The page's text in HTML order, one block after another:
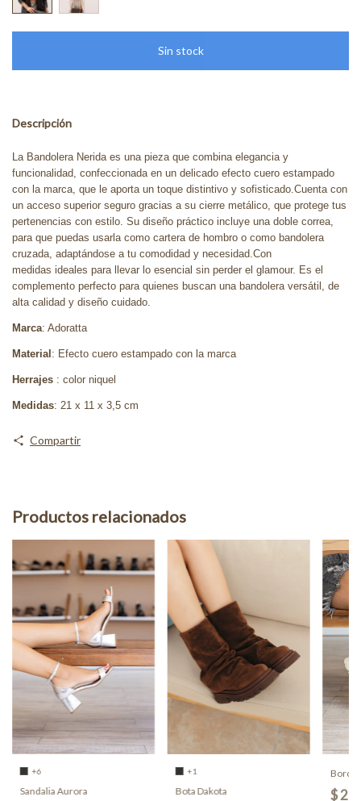
Descripción
La Bandolera Nerida es una pieza que combina elegancia y
funcionalidad, confeccionada en un delicado efecto cuero estampado
con la marca, que le aporta un toque distintivo y sofisticado.Cuenta con
un acceso superior seguro gracias a su cierre metálico, que protege tus
pertenencias con estilo. Su diseño práctico incluye una doble correa,
para que puedas usarla como cartera de hombro o como bandolera
cruzada, adaptándose a tu comodidad y necesidad.Con
medidas ideales para llevar lo esencial sin perder el glamour. Es el
complemento perfecto para quienes buscan una bandolera versátil, de
alta calidad y diseño cuidado.
Marca: Adoratta
Material: Efecto cuero estampado con la marca
Herrajes : color niquel
Medidas: 21 x 11 x 3,5 cm
Compartir
Productos relacionados
+6
Sandalia Aurora
+1
Bota Dakota